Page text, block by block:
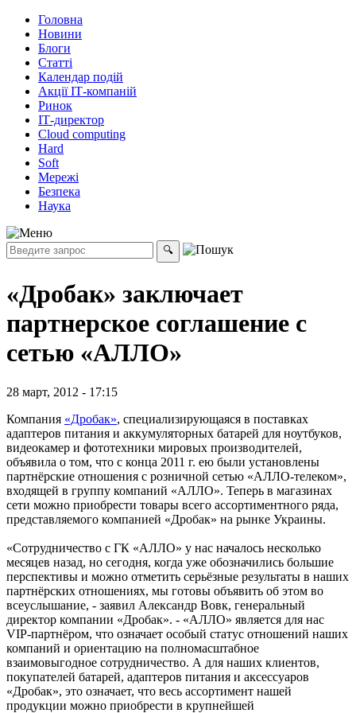
Головна
Новини
Блоги
Статті
Календар подій
Акції ІТ-компаній
Ринок
ІТ-директор
Cloud computing
Hard
Soft
Мережі
Безпека
Наука
«Дробак» заключает
партнерское соглашение с
сетью «АЛЛО»
28 март, 2012 - 17:15
Компания «Дробак», специализирующаяся в поставках
адаптеров питания и аккумуляторных батарей для ноутбуков,
видеокамер и фототехники мировых производителей,
объявила о том, что с конца 2011 г. ею были установлены
партнёрские отношения с розничной сетью «АЛЛО-телеком»,
входящей в группу компаний «АЛЛО». Теперь в магазинах
сети можно приобрести товары всего ассортиментного ряда,
представляемого компанией «Дробак» на рынке Украины.
«Сотрудничество с ГК «АЛЛО» у нас началось несколько
месяцев назад, но сегодня, когда уже обозначились большие
перспективы и можно отметить серьёзные результаты в наших
партнёрских отношениях, мы готовы объявить об этом во
всеуслышание, - заявил Александр Вовк, генеральный
директор компании «Дробак». - «АЛЛО» является для нас
VIP-партнёром, что означает особый статус отношений наших
компаний и ориентацию на полномасштабное
взаимовыгодное сотрудничество. А для наших клиентов,
покупателей батарей, адаптеров питания и аксессуаров
«Дробак», это означает, что весь ассортимент нашей
продукции можно приобрести в крупнейшей